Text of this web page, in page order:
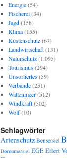
Energie(54)
Fischerei(34)
Jagd(158)
Klima(155)
Küstenschutz(67)
Landwirtschaft(131)
Naturschutz(1.095)
Tourismus(294)
Unsortiertes(59)
Verbände(251)
Wattenmeer(512)
Windkraft(502)
Wolf(10)
Schlagwörter
Artenschutz Bensersiel
Dornumersiel EGEEilert